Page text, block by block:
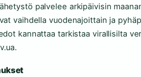
palvelee arkipäivisin
vaihdella vuodenajoittain ja
kannattaa tarkistaa virallisilta